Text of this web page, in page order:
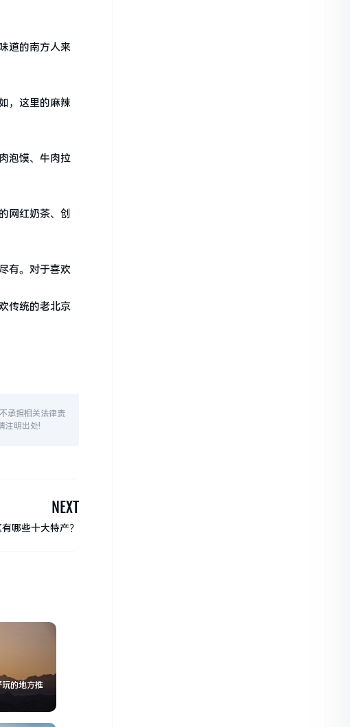
道的南方人来
，这里的麻辣
泡馍、牛肉拉
网红奶茶、创
有。对于喜欢
传统的老北京
承担相关法律责
注明出处!
NEXT
哪些十大特产？
的地方推